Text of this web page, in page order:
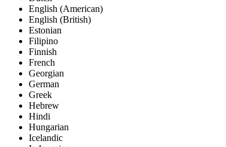
English (American)
English (British)
Estonian
Filipino
Finnish
French
Georgian
German
Greek
Hebrew
Hindi
Hungarian
Icelandic